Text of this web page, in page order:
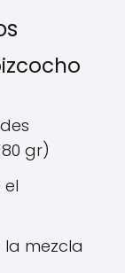
gr)
el
la mezcla